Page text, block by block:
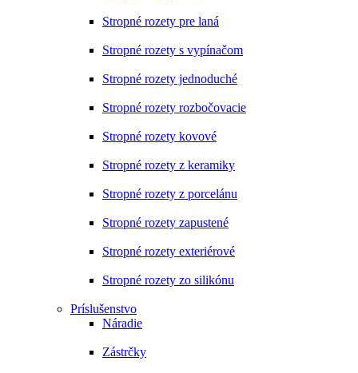
Stropné rozety pre laná
Stropné rozety s vypínačom
Stropné rozety jednoduché
Stropné rozety rozbočovacie
Stropné rozety kovové
Stropné rozety z keramiky
Stropné rozety z porcelánu
Stropné rozety zapustené
Stropné rozety exteriérové
Stropné rozety zo silikónu
Príslušenstvo
Náradie
Zástrčky